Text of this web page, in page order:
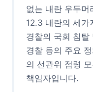
없는 내란 우두머
12.3 내란의 세
경찰의 국회 침
경찰 등의 주요
의 선관위 점령
책임자입니다.